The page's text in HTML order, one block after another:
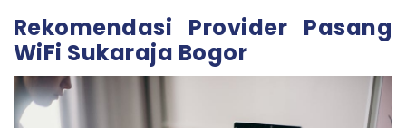
Yuk, Pasang WiFi Sukaraja Bogor di Rumah Pakai
Megavision!
Rekomendasi Provider Pasang
WiFi Sukaraja Bogor